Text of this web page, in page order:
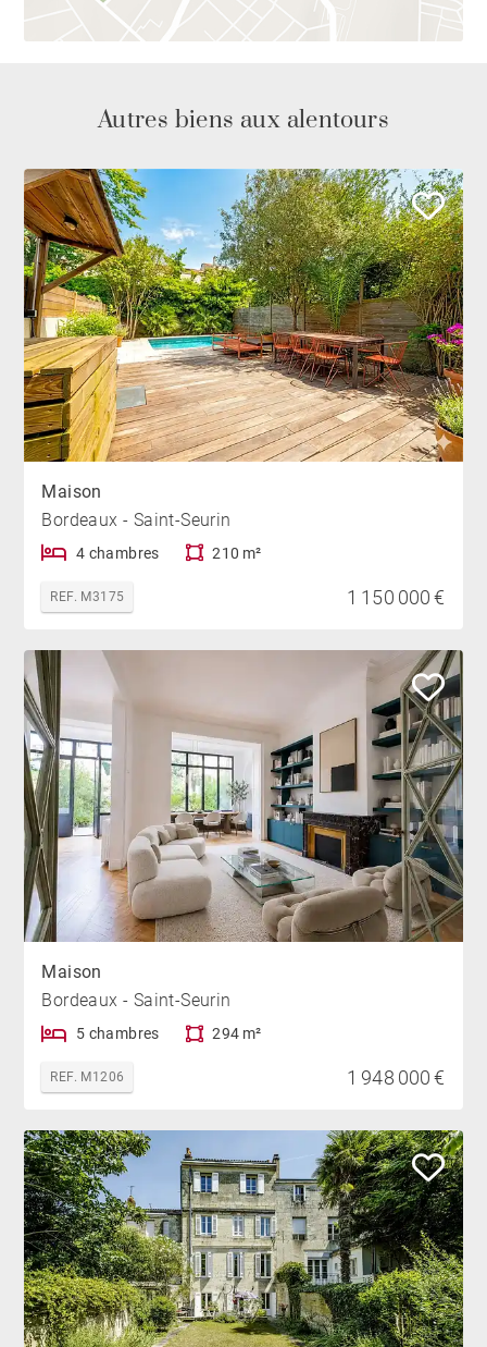
Autres biens aux alentours
Maison
Bordeaux - Saint-Seurin
4 chambres 210 m²
REF. M3175 1 150 000 €
Maison
Bordeaux - Saint-Seurin
5 chambres 294 m²
REF. M1206 1 948 000 €